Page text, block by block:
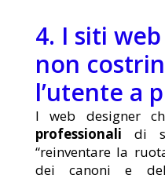
4. I siti
non
l’utente a
I web designer
professionali di
“reinventare la
dei canoni e